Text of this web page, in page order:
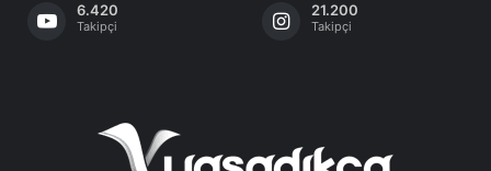
6.420
Takipçi
21.200
Takipçi